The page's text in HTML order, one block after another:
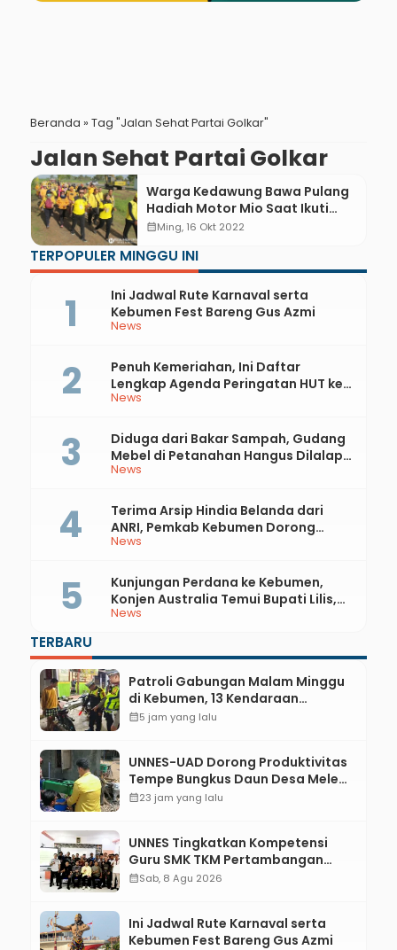
Beranda » Tag "Jalan Sehat Partai Golkar"
Jalan Sehat Partai Golkar
Warga Kedawung Bawa Pulang
Hadiah Motor Mio Saat Ikuti
Jalan Sehat HUT Ke-58 Partai
calendar_monthMing, 16 Okt 2022
TERPOPULER MINGGU INI
News
Ini Jadwal Rute Karnaval serta
Kebumen Fest Bareng Gus Azmi
News
Penuh Kemeriahan, Ini Daftar
Lengkap Agenda Peringatan HUT ke-
81 RI dan Hari Jadi ke-397 Kabupaten
News
Diduga dari Bakar Sampah, Gudang
Mebel di Petanahan Hangus Dilalap
Api
News
Terima Arsip Hindia Belanda dari
ANRI, Pemkab Kebumen Dorong
Integrasi Sejarah, Geopark, dan
News
Kunjungan Perdana ke Kebumen,
Konjen Australia Temui Bupati Lilis,
Ini yang Dibahas
TERBARU
Patroli Gabungan Malam Minggu
di Kebumen, 13 Kendaraan
Terjaring Razia Knalpot Brong
calendar_month5 jam yang lalu
UNNES-UAD Dorong Produktivitas
Tempe Bungkus Daun Desa Meles,
Bantu Mesin dan Pendampingan
calendar_month23 jam yang lalu
UNNES Tingkatkan Kompetensi
Guru SMK TKM Pertambangan
Kebumen melalui Desain Green
calendar_monthSab, 8 Agu 2026
Ini Jadwal Rute Karnaval serta
Kebumen Fest Bareng Gus Azmi